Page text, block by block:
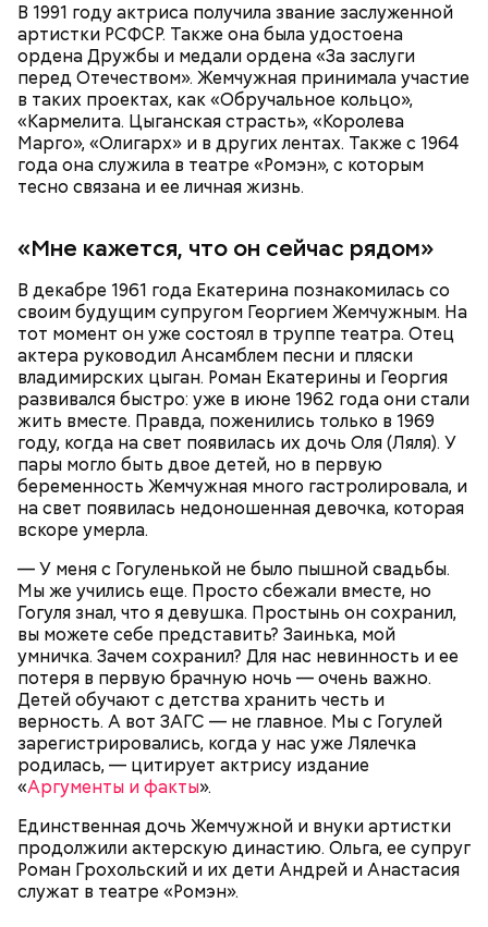
В 1991 году актриса получила звание заслуженной
артистки РСФСР. Также она была удостоена
ордена Дружбы и медали ордена «За заслуги
перед Отечеством». Жемчужная принимала участие
в таких проектах, как «Обручальное кольцо»,
«Кармелита. Цыганская страсть», «Королева
Марго», «Олигарх» и в других лентах. Также с 1964
года она служила в театре «Ромэн», с которым
тесно связана и ее личная жизнь.
«Мне кажется, что он сейчас рядом»
В декабре 1961 года Екатерина познакомилась со
своим будущим супругом Георгием Жемчужным. На
тот момент он уже состоял в труппе театра. Отец
актера руководил Ансамблем песни и пляски
владимирских цыган. Роман Екатерины и Георгия
развивался быстро: уже в июне 1962 года они стали
жить вместе. Правда, поженились только в 1969
году, когда на свет появилась их дочь Оля (Ляля). У
пары могло быть двое детей, но в первую
беременность Жемчужная много гастролировала, и
на свет появилась недоношенная девочка, которая
вскоре умерла.
— У меня с Гогуленькой не было пышной свадьбы.
Мы же учились еще. Просто сбежали вместе, но
Гогуля знал, что я девушка. Простынь он сохранил,
вы можете себе представить? Заинька, мой
умничка. Зачем сохранил? Для нас невинность и ее
потеря в первую брачную ночь — очень важно.
Детей обучают с детства хранить честь и
верность. А вот ЗАГС — не главное. Мы с Гогулей
зарегистрировались, когда у нас уже Лялечка
родилась, — цитирует актрису издание
«Аргументы и факты».
Единственная дочь Жемчужной и внуки артистки
продолжили актерскую династию. Ольга, ее супруг
Роман Грохольский и их дети Андрей и Анастасия
служат в театре «Ромэн».
Праздник любви, или Ту бе-Ав, отмечается в